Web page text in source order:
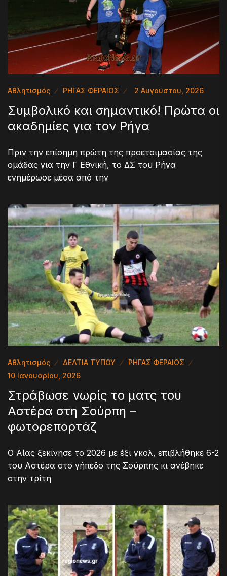
Αθλητισμός ΡΗΓΑΣ ΦΕΡΑΙΟΣ 2 Αυγούστου, 2026
Συμβολικό και σημαντικό! Πρώτα οι
ακαδημίες για τον Ρήγα
Πριν την επίσημη πρώτη της προετοιμασίας της
ομάδας για την Γ Εθνική, το ΔΣ του Ρήγα
ενημέρωσε μέσα από την
Αθλητισμός ΔΕΛΤΙΑ ΤΥΠΟΥ
ΡΗΓΑΣ ΦΕΡΑΙΟΣ
10 Ιανουαρίου, 2026
Στράβωσε νωρίς το ματς του
Αστέρα στη Σούρπη –
φωτορεπορτάζ
O Aίας ξεκίνησε το 2026 με έξι γκολ, επιβλήθηκε 6-2
του Αστέρα στο γήπεδο της Σούρπης κι ανέβηκε
στην τρίτη